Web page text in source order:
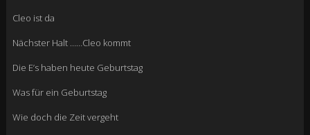
Cleo ist da
Nächster Halt ……Cleo kommt
Die E’s haben heute Geburtstag
Was für ein Geburtstag
Wie doch die Zeit vergeht